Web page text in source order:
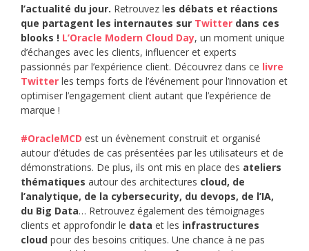
l’actualité du jour. Retrouvez les débats et réactions
que partagent les internautes sur Twitter dans ces
blooks ! L’Oracle Modern Cloud Day, un moment unique
d’échanges avec les clients, influencer et experts
passionnés par l’expérience client. Découvrez dans ce livre
Twitter les temps forts de l’événement pour l’innovation et
optimiser l’engagement client autant que l’expérience de
marque !
#OracleMCD est un évènement construit et organisé
autour d’études de cas présentées par les utilisateurs et de
démonstrations. De plus, ils ont mis en place des ateliers
thématiques autour des architectures cloud, de
l’analytique, de la cybersecurity, du devops, de l’IA,
du Big Data… Retrouvez également des témoignages
clients et approfondir le data et les infrastructures
cloud pour des besoins critiques. Une chance à ne pas